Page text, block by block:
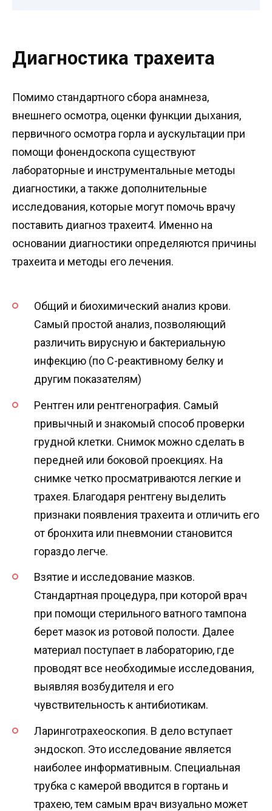
Диагностика трахеита
Помимо стандартного сбора анамнеза,
внешнего осмотра, оценки функции дыхания,
первичного осмотра горла и аускультации при
помощи фонендоскопа существуют
лабораторные и инструментальные методы
диагностики, а также дополнительные
исследования, которые могут помочь врачу
поставить диагноз трахеит4. Именно на
основании диагностики определяются причины
трахеита и методы его лечения.
Общий и биохимический анализ крови.
Самый простой анализ, позволяющий
различить вирусную и бактериальную
инфекцию (по С-реактивному белку и
другим показателям)
Рентген или рентгенография. Самый
привычный и знакомый способ проверки
грудной клетки. Снимок можно сделать в
передней или боковой проекциях. На
снимке четко просматриваются легкие и
трахея. Благодаря рентгену выделить
признаки появления трахеита и отличить его
от бронхита или пневмонии становится
гораздо легче.
Взятие и исследование мазков.
Стандартная процедура, при которой врач
при помощи стерильного ватного тампона
берет мазок из ротовой полости. Далее
материал поступает в лабораторию, где
проводят все необходимые исследования,
выявляя возбудителя и его
чувствительность к антибиотикам.
Ларинготрахеоскопия. В дело вступает
эндоскоп. Это исследование является
наиболее информативным. Специальная
трубка с камерой вводится в гортань и
трахею, тем самым врач визуально может